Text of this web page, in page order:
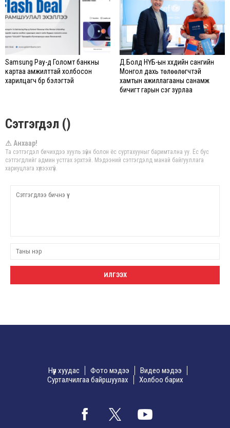
Samsung Pay-д Голомт банкны
картаа амжилттай холбосон
харилцагч бүр бэлэгтэй
Д.Болд НҮБ-ын хүүхдийн сангийн
Монгол дахь төлөөлөгчтэй
хамтын ажиллагааны санамж
бичигт гарын үсэг зурлаа
Сэтгэгдэл ()
⚠ Анхаар!
Та сэтгэгдэл бичихдээ хууль зүйн болон ёс суртахууныг баримтална уу. Ёс бус
сэтгэгдлийг админ устгах эрхтэй. Мэдээний сэтгэгдэлд манай байгууллага
хариуцлага хүлээхгүй.
Нүүр хуудас Фото мэдээ
Видео мэдээ
Сурталчилгаа байршуулах
Холбоо барих